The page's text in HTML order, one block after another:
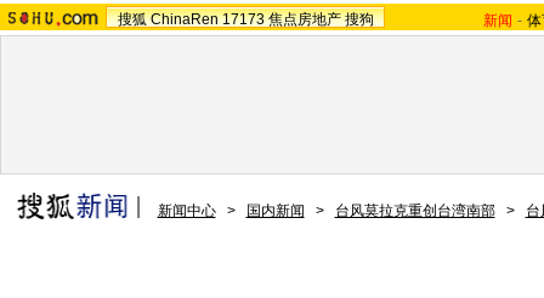
搜狐 ChinaRen 17173 焦点房地产 搜狗 新闻 -
新闻中心 > 国内新闻 > 台风莫拉克重创台湾南部 > 台